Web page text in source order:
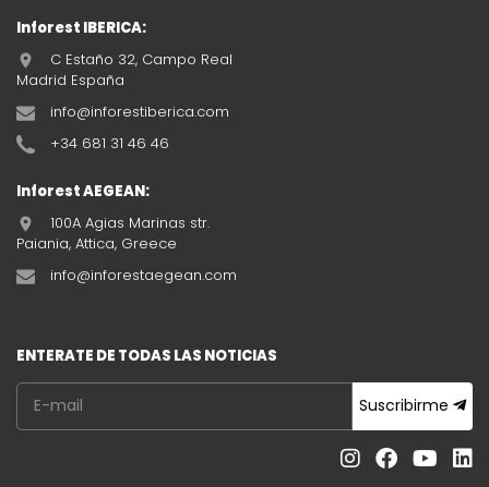
Inforest IBERICA:
C Estaño 32, Campo Real
Madrid España
info@inforestiberica.com
+34 681 31 46 46
Inforest AEGEAN:
100A Agias Marinas str.
Paiania, Attica, Greece
info@inforestaegean.com
ENTERATE DE TODAS LAS NOTICIAS
Suscribirme